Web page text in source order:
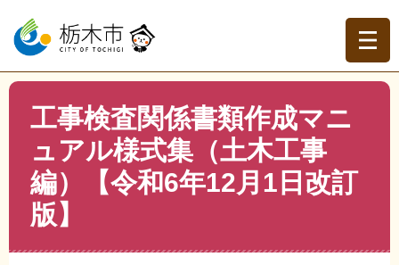
ー
の
先
ニ
ー
を
トップページ >組織でさがす >契約検査課 > 工事検査関
係書類作成マニュアル様式集（土木工事編）【令和6年12
月1日改訂版】
工事検査関係書類作成マニ
ュアル様式集（土木工事
編）【令和6年12月1日改訂
版】